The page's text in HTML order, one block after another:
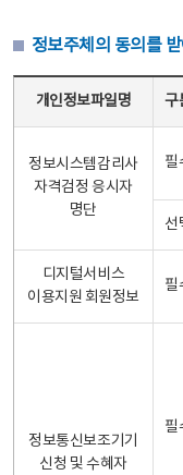
정보주체의 동의를
개인정보파일명 구
정보시스템감리사
자격검정 응시자
명단
필
선
디지털서비스
이용지원 회원정보
필
정보통신보조기기
신청 및 수혜자
필